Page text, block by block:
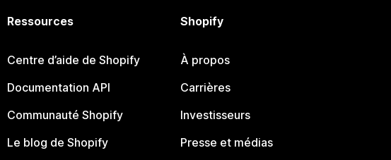
Ressources
Centre d’aide de Shopify
Documentation API
Communauté Shopify
Le blog de Shopify
Shopify
À propos
Carrières
Investisseurs
Presse et médias